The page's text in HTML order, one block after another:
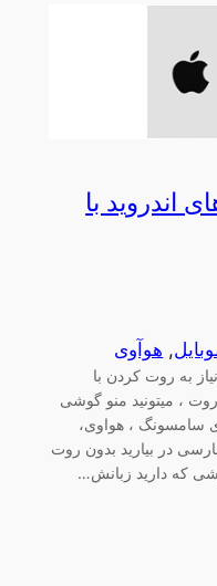
با
, هوآوی
به روت کردن با
، میتونید منو گوشی
گوشی های سامسونگ ، هواوی،
در بیارید بدون روت
که دارید زبانش…